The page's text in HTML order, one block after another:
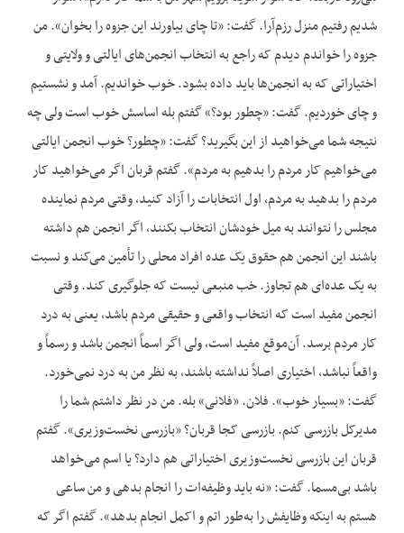
شدیم رفتیم منزل رزم‌آرا. گفت: «تا چای بیاورند این جزوه را بخوان». من
جزوه را خواندم دیدم که راجع به انتخاب انجمن‌های ایالتی و ولایتی و
اختیاراتی که به انجمن‌ها باید داده بشود. خوب خواندیم. آمد و نشستیم
و چای خوردیم. گفت: «چطور بود؟» گفتم بله اساسش خوب است ولی چه
نتیجه شما می‌خواهید از این بگیرید؟ گفت: «چطور؟ خوب انجمن ایالتی
می‌خواهیم کار مردم را بدهیم به مردم». گفتم قربان اگر می‌خواهید کار
مردم را بدهید به مردم، اول انتخابات را آزاد کنید، وقتی مردم نماینده
مجلس را نتوانند به میل خودشان انتخاب بکنند، اگر انجمن هم داشته
باشند این انجمن هم حقوق یک عده افراد محلی را تأمین می‌کند و نسبت
به یک عده‌ای هم تجاوز. خب منبعی نیست که جلوگیری کند. وقتی
انجمن مفید است که انتخاب واقعی و حقیقی مردم باشد، یعنی به درد
کار مردم برسد. آن‌موقع مفید است، ولی اگر اسماً انجمن باشد و رسماً و
واقعاً نباشد، اختیاری اصلاً نداشته باشند، به نظر من به درد نمی‌خورد.
گفت: «بسیار خوب». فلان. «فلانی» بله. من در نظر داشتم شما را
مدیرکل بازرسی کنم. بازرسی کجا قربان؟ «بازرسی نخست‌وزیری». گفتم
قربان این بازرسی نخست‌وزیری اختیاراتی هم دارد؟ یا اسم می‌خواهد
باشد بی‌مسما. گفت: «نه باید وظیفه‌ات را انجام بدهی و من ساعی
هستم به اینکه وظایفش را به‌طور اتم و اکمل انجام بدهد». گفتم اگر که